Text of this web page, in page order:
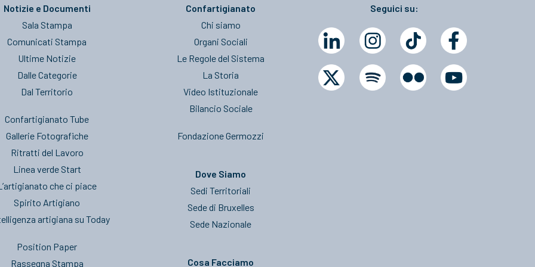
Notizie e Documenti
Sala Stampa
Comunicati Stampa
Ultime Notizie
Dalle Categorie
Dal Territorio
Confartigianato Tube
Gallerie Fotografiche
Ritratti del Lavoro
Linea verde Start
che ci piace
Spirito Artigiano
artigiana su Today
Position Paper
Rassegna Stampa
Confartigianato
Chi siamo
Organi Sociali
Le Regole del Sistema
La Storia
Video Istituzionale
Bilancio Sociale
Fondazione Germozzi
Dove Siamo
Sedi Territoriali
Sede di Bruxelles
Sede Nazionale
Cosa Facciamo
Seguici su: